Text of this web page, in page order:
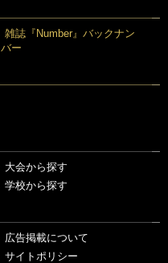
雑誌『Number』バックナン
バー
大会から探す
学校から探す
広告掲載について
サイトポリシー